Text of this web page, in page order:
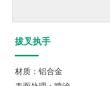
拔叉执手
材质：铝合金